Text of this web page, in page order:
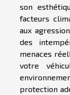
son
facteurs
aux
des
menaces
votre
protection